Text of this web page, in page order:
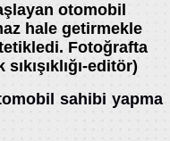
otomobil
hale getirmekle
tetikledi. Fotoğrafta
editör)
sahibi yapma